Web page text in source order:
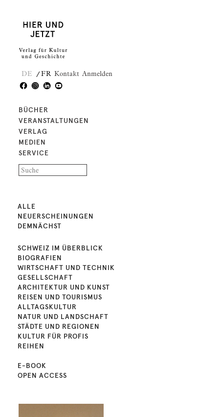
DE FR Kontakt Anmelden
BÜCHER
VERANSTALTUNGEN
VERLAG
MEDIEN
SERVICE
ALLE
NEUERSCHEINUNGEN
DEMNÄCHST
SCHWEIZ IM ÜBERBLICK
BIOGRAFIEN
WIRTSCHAFT UND TECHNIK
GESELLSCHAFT
ARCHITEKTUR UND KUNST
REISEN UND TOURISMUS
ALLTAGSKULTUR
NATUR UND LANDSCHAFT
STÄDTE UND REGIONEN
KULTUR FÜR PROFIS
REIHEN
E-BOOK
OPEN ACCESS